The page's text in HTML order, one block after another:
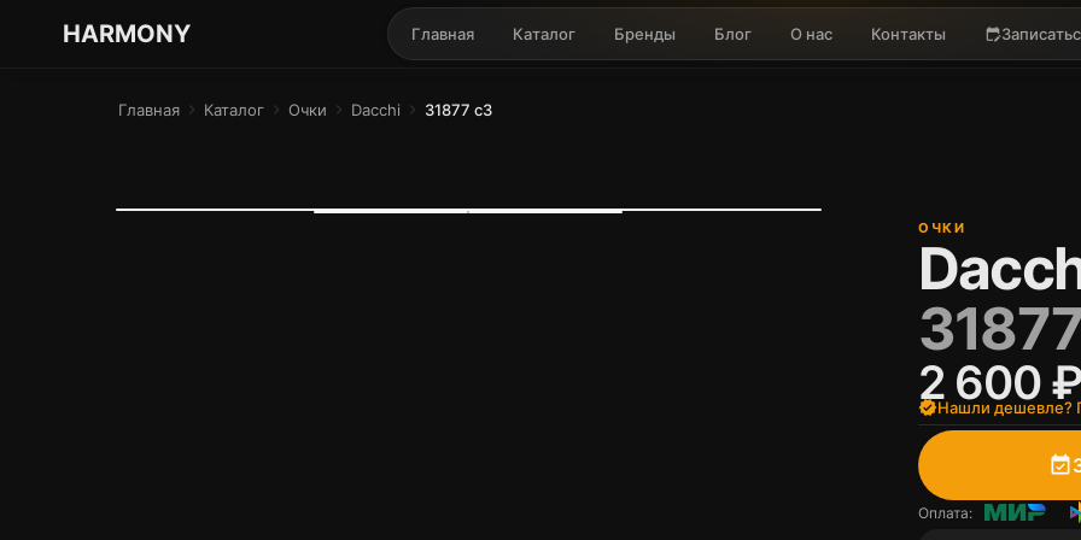
ГАРМОНИЯ ГЛАЗ
HARMONY Главная Каталог Бренды Блог О нас Контакты edit_calendar
Главная chevron_right Каталог chevron_right Очки chevron_right Dacchi chevron_right 31877 c3
ОЧКИ
2 600 ₽
verifiedНашли дешевле?
event_available
Оплата: